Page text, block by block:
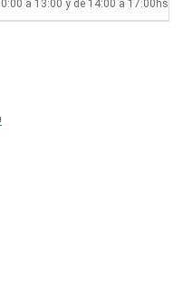
a 13:00 y de 14:00 a 17:00hs